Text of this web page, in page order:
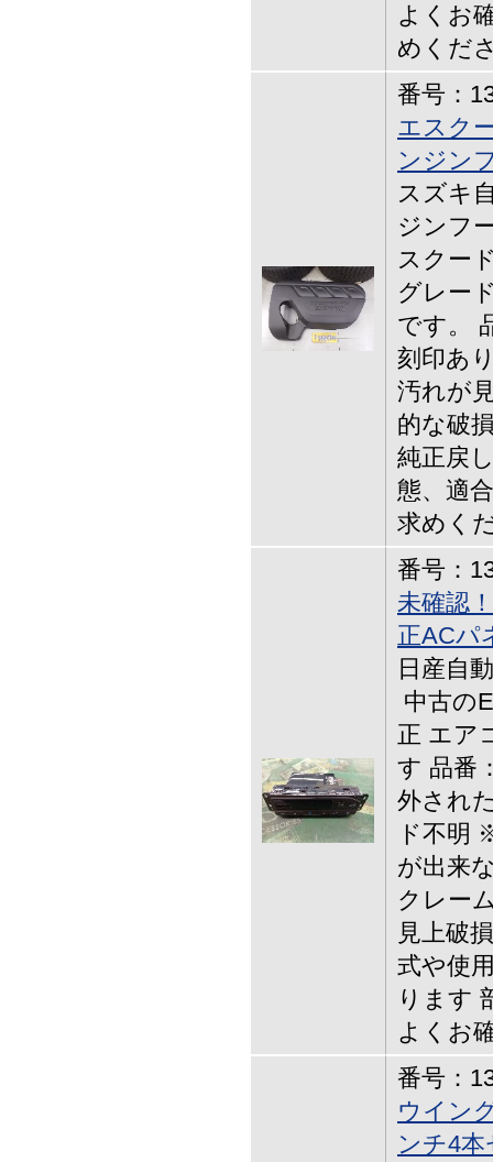
よくお
めくだ
番号：
エスク
ンジン
スズキ
ジンフ
スクー
グレー
です。
刻印あ
汚れが
的な破
純正戻
態、適
求めく
番号：
未確認
正ACパ
日産自
中古の
正 エア
す 品番
外され
ド不明
が出来
クレー
見上破
式や使
ります
よくお
番号：
ウイン
ンチ4